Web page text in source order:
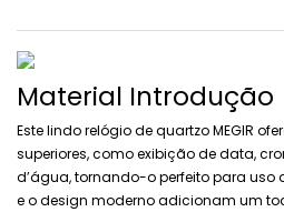
Material Introdução
Este lindo relógio de quartzo MEGIR
superiores, como exibição de data,
d’água, tornando-o perfeito para uso
e o design moderno adicionam um